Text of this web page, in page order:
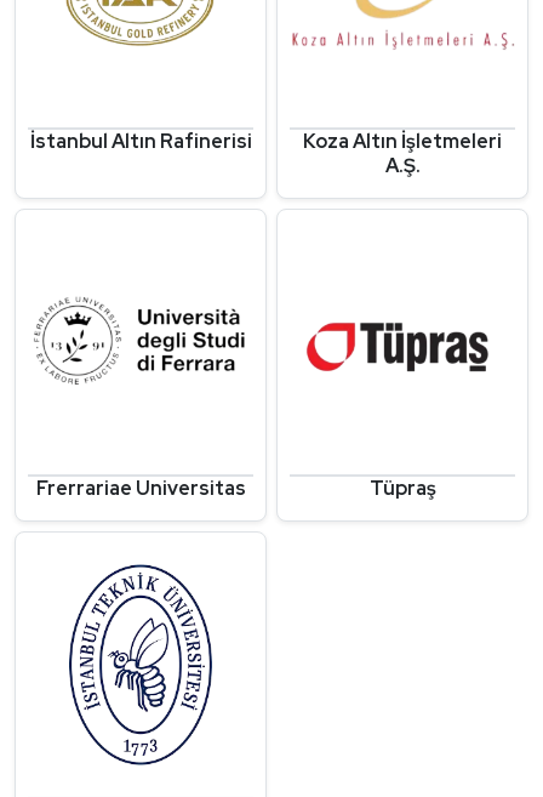
İstanbul Altın Rafinerisi
Koza Altın İşletmeleri
A.Ş.
Frerrariae Universitas Tüpraş